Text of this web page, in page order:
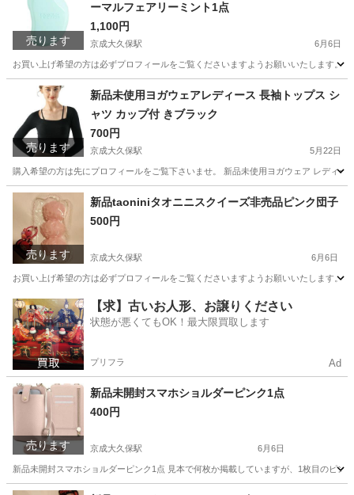
売ります
ーマルフェアリーミント1点
1,100円
京成大久保駅 6月6日
お買い上げ希望の方は必ずプロフィールをご覧くださいますようお願いいたします
習志野市 京成大久保駅 コスメ/ヘルスケア
タングルティーザー
売ります
新品未使用ヨガウェアレディース 長袖トップス シ
ャツ カップ付 きブラック
700円
京成大久保駅 5月22日
購入希望の方は先にプロフィールをご覧下さいませ。 新品未使用ヨガウェア レディ
千葉 習志野市 京成大久保駅 服/ファッション 新品
売ります
新品taoniniタオニニスクイーズ非売品ピンク団子
500円
京成大久保駅 6月6日
お買い上げ希望の方は必ずプロフィールをご覧くださいますようお願いいたします。
千葉 習志野市 京成大久保駅 おもちゃ 団子
【求】古いお人形、お譲りください
状態が悪くてもOK！最大限買取します
プリフラ Ad
売ります
新品未開封スマホショルダーピンク1点
400円
京成大久保駅 6月6日
新品未開封スマホショルダーピンク1点 見本で何枚か掲載していますが、1枚目のピ